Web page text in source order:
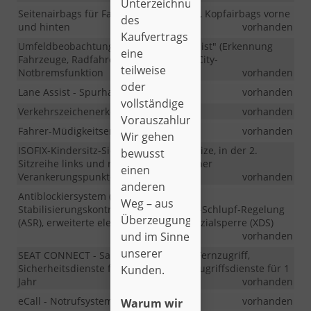
Seitenairbags für Fahrer und Beifahrer, Kopfairbags vorne
und hinten
vorhanden
Umfeldbeobachtungssystem "Front Assist" (Erkennung
Fahrzeuge, Radfahrer, Fußgänger) mit City-
Notbremsfunktion
vorhanden
Lane Assist - Spurhalteassistent
vorhanden
Verkehrszeichenerkennung
vorhanden
Fahrer-Müdigkeitserkennung
vorhanden
ISOFIX-Kindersitz-Sicherungssystem i-Size, in der 2.
Sitzreihe links und rechts inkl. Top Tether
Verankerungspunkte
vorhanden
Antiblockiersystem (ABS), Elektronische
Stabilisierungskontrolle (ESC), Antriebs-Schlupf-Regelung
(ASR), erweiterte elektronische Differenzialsperre (XDS)
vorhanden
SEAT CONNECT - Safety und Service + Fernzugriff,
Sicherheitsdienste für 10 Jahre + Fernzugriffsdienste für 1
Jahr
vorhanden
eCall - Notrufsystem
vorhanden
Unterzeichnung
des
Kaufvertrags
eine
teilweise
oder
vollständige
Vorauszahlung.
Wir gehen
bewusst
einen
anderen
Weg – aus
Überzeugung
und im Sinne
unserer
Kunden.
Warum wir